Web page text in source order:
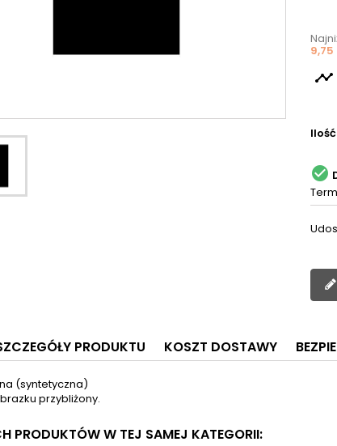
9,75

Ilość

PRODUKTU KOSZT DOSTAWY
(syntetyczna)
przybliżony.
PRODUKTÓW W TEJ SAMEJ KATEGORII: